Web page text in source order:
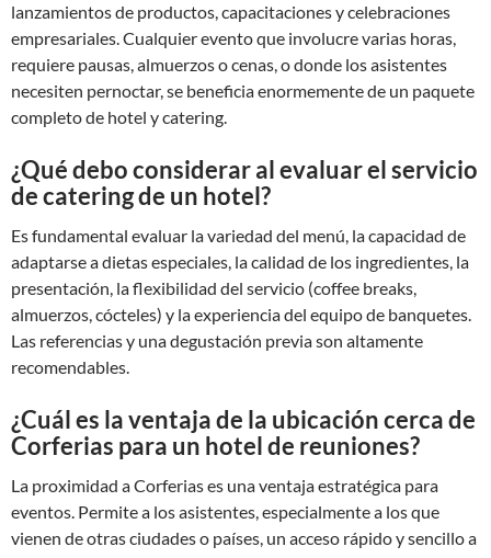
lanzamientos de productos, capacitaciones y celebraciones
empresariales. Cualquier evento que involucre varias horas,
requiere pausas, almuerzos o cenas, o donde los asistentes
necesiten pernoctar, se beneficia enormemente de un paquete
completo de hotel y catering.
¿Qué debo considerar al evaluar el servicio
de catering de un hotel?
Es fundamental evaluar la variedad del menú, la capacidad de
adaptarse a dietas especiales, la calidad de los ingredientes, la
presentación, la flexibilidad del servicio (coffee breaks,
almuerzos, cócteles) y la experiencia del equipo de banquetes.
Las referencias y una degustación previa son altamente
recomendables.
¿Cuál es la ventaja de la ubicación cerca de
Corferias para un hotel de reuniones?
La proximidad a Corferias es una ventaja estratégica para
eventos. Permite a los asistentes, especialmente a los que
vienen de otras ciudades o países, un acceso rápido y sencillo a